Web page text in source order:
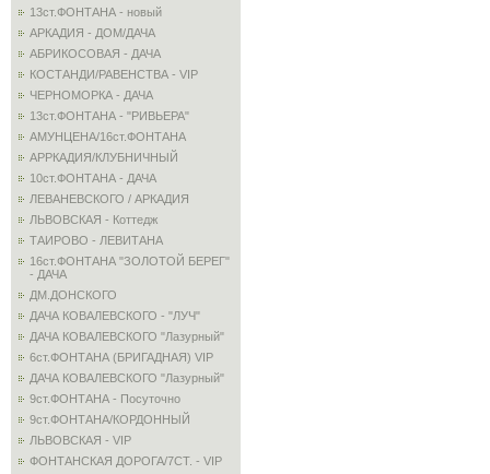
13ст.ФОНТАНА - новый
АРКАДИЯ - ДОМ/ДАЧА
АБРИКОСОВАЯ - ДАЧА
КОСТАНДИ/РАВЕНСТВА - VIP
ЧЕРНОМОРКА - ДАЧА
13ст.ФОНТАНА - "РИВЬЕРА"
АМУНЦЕНА/16ст.ФОНТАНА
АРРКАДИЯ/КЛУБНИЧНЫЙ
10ст.ФОНТАНА - ДАЧА
ЛЕВАНЕВСКОГО / АРКАДИЯ
ЛЬВОВСКАЯ - Коттедж
ТАИРОВО - ЛЕВИТАНА
16ст.ФОНТАНА "ЗОЛОТОЙ БЕРЕГ"
- ДАЧА
ДМ.ДОНСКОГО
ДАЧА КОВАЛЕВСКОГО - "ЛУЧ"
ДАЧА КОВАЛЕВСКОГО "Лазурный"
6ст.ФОНТАНА (БРИГАДНАЯ) VIP
ДАЧА КОВАЛЕВСКОГО "Лазурный"
9ст.ФОНТАНА - Посуточно
9ст.ФОНТАНА/КОРДОННЫЙ
ЛЬВОВСКАЯ - VIP
ФОНТАНСКАЯ ДОРОГА/7СТ. - VIP